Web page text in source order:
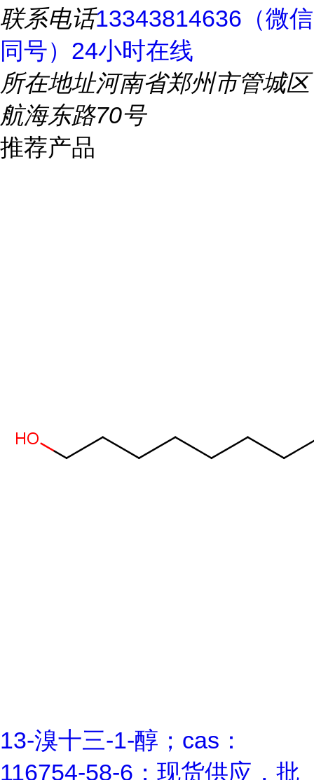
联系电话13343814636（微信
同号）24小时在线
所在地址河南省郑州市管城区
航海东路70号
推荐产品
13-溴十三-1-醇；cas：
116754-58-6；现货供应，批